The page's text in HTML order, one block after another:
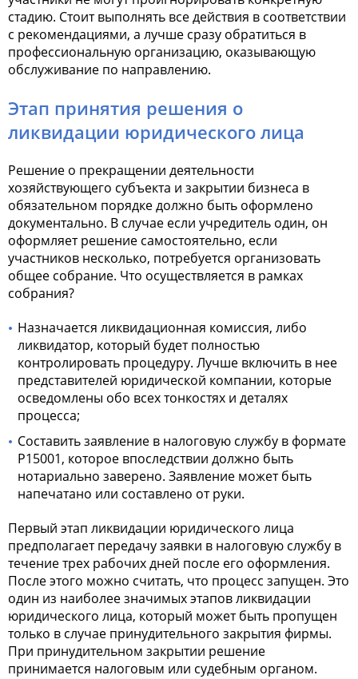
стадию. Стоит выполнять все действия в соответствии
с рекомендациями, а лучше сразу обратиться в
профессиональную организацию, оказывающую
обслуживание по направлению.
Этап принятия решения о
ликвидации юридического лица
Решение о прекращении деятельности
хозяйствующего субъекта и закрытии бизнеса в
обязательном порядке должно быть оформлено
документально. В случае если учредитель один, он
оформляет решение самостоятельно, если
участников несколько, потребуется организовать
общее собрание. Что осуществляется в рамках
собрания?
Назначается ликвидационная комиссия, либо
ликвидатор, который будет полностью
контролировать процедуру. Лучше включить в нее
представителей юридической компании, которые
осведомлены обо всех тонкостях и деталях
процесса;
Составить заявление в налоговую службу в формате
Р15001, которое впоследствии должно быть
нотариально заверено. Заявление может быть
напечатано или составлено от руки.
Первый этап ликвидации юридического лица
предполагает передачу заявки в налоговую службу в
течение трех рабочих дней после его оформления.
После этого можно считать, что процесс запущен. Это
один из наиболее значимых этапов ликвидации
юридического лица, который может быть пропущен
только в случае принудительного закрытия фирмы.
При принудительном закрытии решение
принимается налоговым или судебным органом.